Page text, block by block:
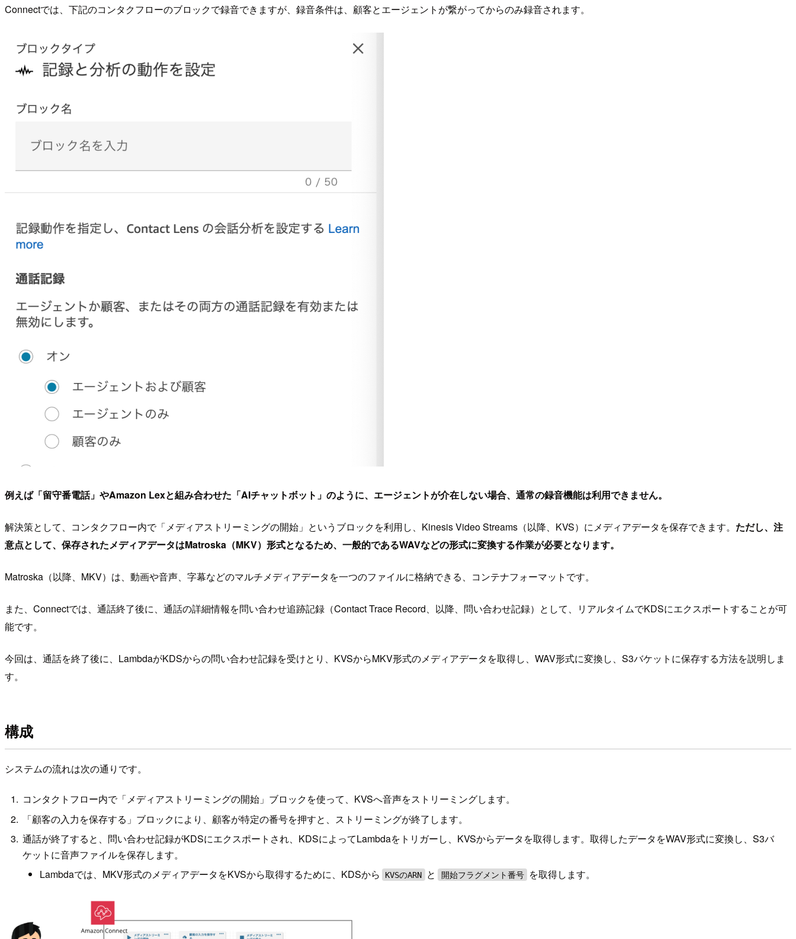
Connectでは、下記のコンタクフローのブロックで録音できますが、録音条件は、顧客とエージェントが繋がってからのみ録音されます。
例えば「留守番電話」やAmazon Lexと組み合わせた「AIチャットボット」のように、エージェントが介在しない場合、通常の録音機能は利用できません。
解決策として、コンタクフロー内で「メディアストリーミングの開始」というブロックを利用し、Kinesis Video Streams（以降、KVS）にメディアデータを保存できます。 ただし、注
意点として、保存されたメディアデータはMatroska（MKV）形式となるため、一般的であるWAVなどの形式に変換する作業が必要となります。
Matroska（以降、MKV）は、動画や音声、字幕などのマルチメディアデータを一つのファイルに格納できる、コンテナフォーマットです。
また、Connectでは、通話終了後に、通話の詳細情報を問い合わせ追跡記録（Contact Trace Record、以降、問い合わせ記録）として、リアルタイムでKDSにエクスポートすることが可
能です。
今回は、通話を終了後に、LambdaがKDSからの問い合わせ記録を受けとり、KVSからMKV形式のメディアデータを取得し、WAV形式に変換し、S3バケットに保存する方法を説明しま
す。
構成
システムの流れは次の通りです。
コンタクトフロー内で「メディアストリーミングの開始」ブロックを使って、KVSへ音声をストリーミングします。
「顧客の入力を保存する」ブロックにより、顧客が特定の番号を押すと、ストリーミングが終了します。
通話が終了すると、問い合わせ記録がKDSにエクスポートされ、KDSによってLambdaをトリガーし、KVSからデータを取得します。取得したデータをWAV形式に変換し、S3バ
ケットに音声ファイルを保存します。
Lambdaでは、MKV形式のメディアデータをKVSから取得するために、KDSから
KVSのARN と 開始フラグメント番号 を取得します。